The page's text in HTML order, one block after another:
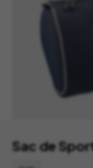
Sac de